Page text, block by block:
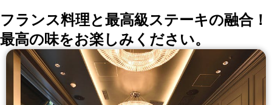
フランス料理と最高級ステーキの融合！
最高の味をお楽しみください。